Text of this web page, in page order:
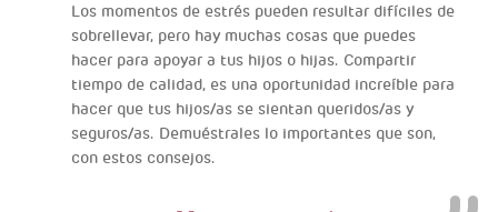
Los momentos de estrés pueden resultar difíciles de
sobrellevar, pero hay muchas cosas que puedes
hacer para apoyar a tus hijos o hijas. Compartir
tiempo de calidad, es una oportunidad increíble para
hacer que tus hijos/as se sientan queridos/as y
seguros/as. Demuéstrales lo importantes que son,
con estos consejos.